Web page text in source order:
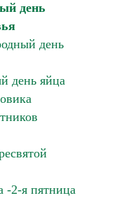
день
день
день яйца
-2-я пятница